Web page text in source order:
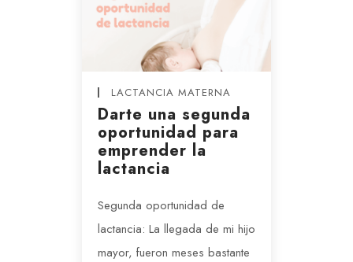
LACTANCIA MATERNA
Darte una segunda
oportunidad para
emprender la
lactancia
Segunda oportunidad de
lactancia: La llegada de mi hijo
mayor, fueron meses bastante